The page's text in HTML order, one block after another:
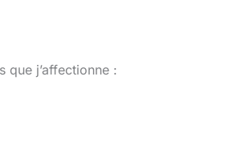
que j’affectionne :